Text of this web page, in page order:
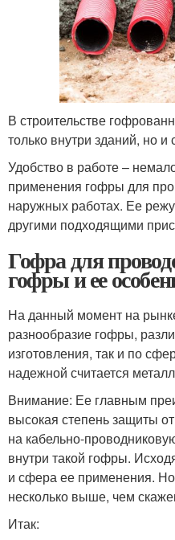
В строительстве
только внутри зданий, но и
Удобство в работе –
применения гофры для
наружных работах. Ее
другими подходящими
Гофра для
гофры и ее
На данный момент на
разнообразие гофры,
изготовления, так и по
надежной считается
Внимание: Ее главным
высокая степень защиты
на кабельно-
внутри такой гофры.
и сфера ее применения.
несколько выше, чем
Итак: